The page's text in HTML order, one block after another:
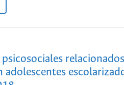
adolescentes